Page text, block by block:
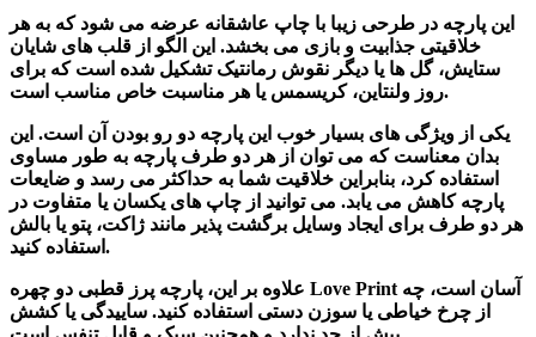
این پارچه در طرحی زیبا با چاپ عاشقانه عرضه می شود که به هر
خلاقیتی جذابیت و بازی می بخشد. این الگو از قلب های شایان
ستایش، گل ها یا دیگر نقوش رمانتیک تشکیل شده است که برای
روز ولنتاین، کریسمس یا هر مناسبت خاص مناسب است.
یکی از ویژگی های بسیار خوب این پارچه دو رو بودن آن است. این
بدان معناست که می توان از هر دو طرف پارچه به طور مساوی
استفاده کرد، بنابراین خلاقیت شما به حداکثر می رسد و ضایعات
پارچه کاهش می یابد. می توانید از چاپ های یکسان یا متفاوت در
هر دو طرف برای ایجاد وسایل برگشت پذیر مانند ژاکت، پتو یا بالش
استفاده کنید.
علاوه بر این، پارچه پرز قطبی دو چهره Love Print آسان است، چه
از چرخ خیاطی یا سوزن دستی استفاده کنید. ساییدگی یا کشش